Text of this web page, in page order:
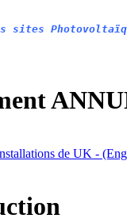
sites
de UK -